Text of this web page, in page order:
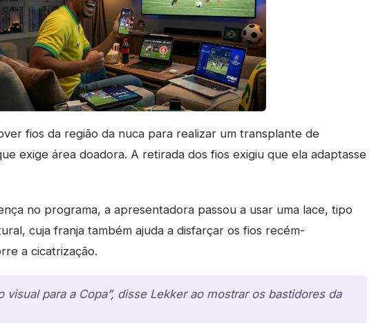
fios da região da nuca para realizar um transplante de
exige área doadora. A retirada dos fios exigiu que ela adaptasse
no programa, a apresentadora passou a usar uma lace, tipo
cuja franja também ajuda a disfarçar os fios recém-
a cicatrização.
visual para a Copa”, disse Lekker ao mostrar os bastidores da